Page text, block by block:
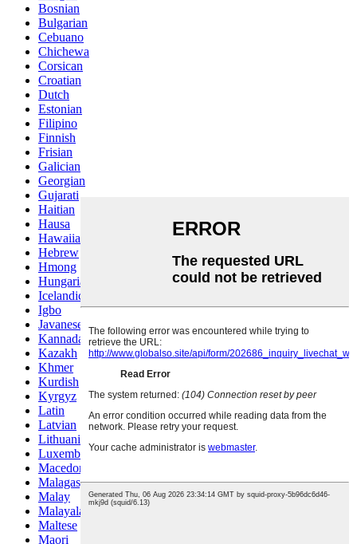
Bosnian
Bulgarian
Cebuano
Chichewa
Corsican
Croatian
Dutch
Estonian
Filipino
Finnish
Frisian
Galician
Georgian
Gujarati
Haitian
Hausa
Hawaiian
Hebrew
Hmong
Hungarian
Icelandic
Igbo
Javanese
Kannada
Kazakh
Khmer
Kurdish
Kyrgyz
Latin
Latvian
Lithuanian
Luxembou..
Macedonian
Malagasy
Malay
Malayalam
Maltese
Maori